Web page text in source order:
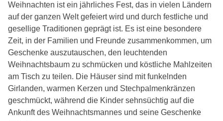
Weihnachten ist ein jährliches Fest, das in vielen Ländern
auf der ganzen Welt gefeiert wird und durch festliche und
gesellige Traditionen geprägt ist. Es ist eine besondere
Zeit, in der Familien und Freunde zusammenkommen, um
Geschenke auszutauschen, den leuchtenden
Weihnachtsbaum zu schmücken und köstliche Mahlzeiten
am Tisch zu teilen. Die Häuser sind mit funkelnden
Girlanden, warmen Kerzen und Stechpalmenkränzen
geschmückt, während die Kinder sehnsüchtig auf die
Ankunft des Weihnachtsmannes und seine Geschenke